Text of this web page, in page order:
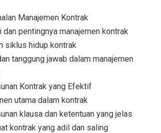
Manajemen Kontrak
dan pentingnya manajemen kontrak
siklus hidup kontrak
tanggung jawab dalam manajemen
Kontrak yang Efektif
utama dalam kontrak
klausa dan ketentuan yang jelas
kontrak yang adil dan saling